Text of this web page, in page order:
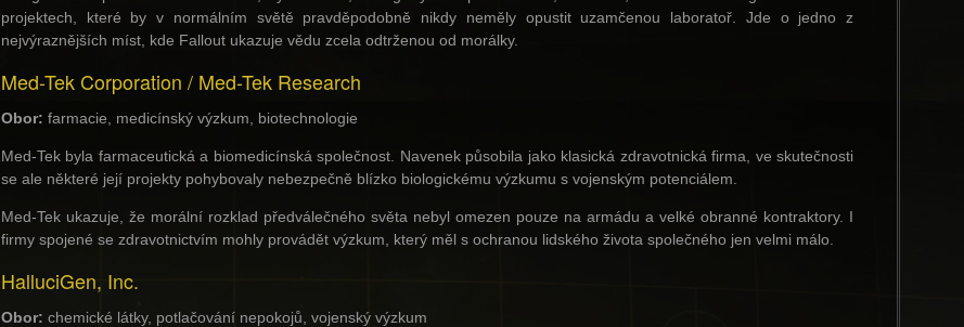
projektech, které by v normálním světě pravděpodobně nikdy neměly opustit uzamčenou laboratoř. Jde o jedno z
nejvýraznějších míst, kde Fallout ukazuje vědu zcela odtrženou od morálky.
Med-Tek Corporation / Med-Tek Research
Obor: farmacie, medicínský výzkum, biotechnologie
Med-Tek byla farmaceutická a biomedicínská společnost. Navenek působila jako klasická zdravotnická firma, ve skutečnosti
se ale některé její projekty pohybovaly nebezpečně blízko biologickému výzkumu s vojenským potenciálem.
Med-Tek ukazuje, že morální rozklad předválečného světa nebyl omezen pouze na armádu a velké obranné kontraktory. I
firmy spojené se zdravotnictvím mohly provádět výzkum, který měl s ochranou lidského života společného jen velmi málo.
HalluciGen, Inc.
Obor: chemické látky, potlačování nepokojů, vojenský výzkum